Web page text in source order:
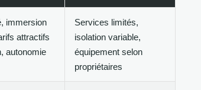
immersion
attractifs
autonomie
Services limités,
isolation variable,
équipement selon
propriétaires